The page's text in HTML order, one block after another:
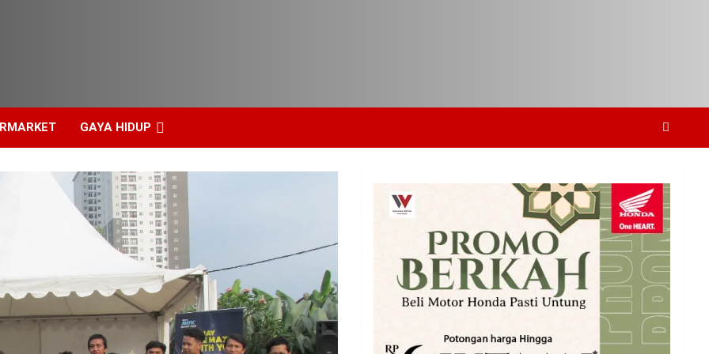
GAYA HIDUP